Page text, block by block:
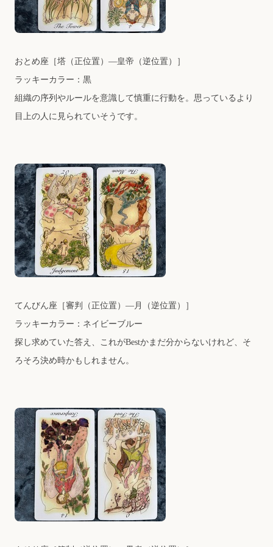
おとめ座 ［塔（正位置）―皇帝（逆位置）］
ラッキーカラー：黒
組織の序列やルールを意識して慎重に行動を。思っているより
目上の人に見られていそうです。
てんびん座 ［審判（正位置）―月（逆位置）］
ラッキーカラー：ネイビーブルー
探し求めていた答え、これがBestかまだ分からないけれど、そ
ろそろ決め時かもしれません。